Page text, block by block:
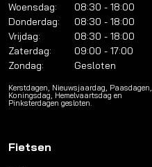
Woensdag:
08:30 - 18:00
Donderdag:
08:30 - 18:00
Vrijdag:
08:30 - 18:00
Zaterdag:
09:00 - 17:00
Zondag:
Gesloten
Kerstdagen, Nieuwsjaardag, Paasdagen,
Koningsdag, Hemelvaartsdag en
Pinksterdagen gesloten.
Fietsen